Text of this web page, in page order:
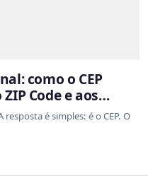
como o CEP
Code e aos
é simples: é o CEP. O